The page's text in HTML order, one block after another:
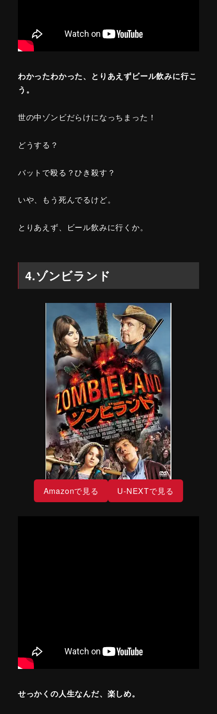
わかったわかった、とりあえずビール飲みに行こ
う。
世の中ゾンビだらけになっちまった！
どうする？
バットで殴る？ひき殺す？
いや、もう死んでるけど。
とりあえず、ビール飲みに行くか。
4.ゾンビランド
Amazonで見る U-NEXTで見る
せっかくの人生なんだ、楽しめ。